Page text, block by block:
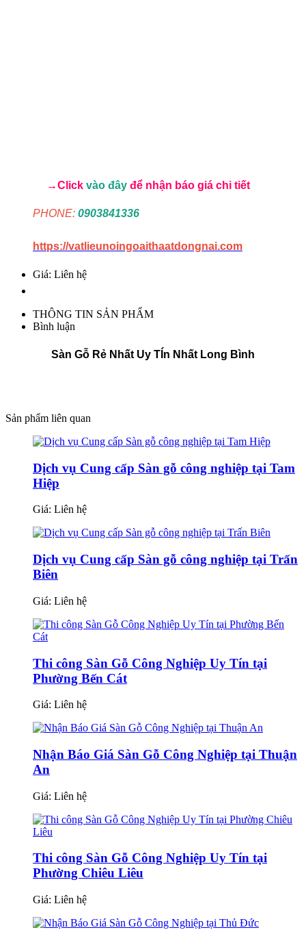
→Click vào đây để nhận báo giá chi tiết
PHONE: 0903841336
https://vatlieunoingoaithaatdongnai.com
Giá: Liên hệ
THÔNG TIN SẢN PHẨM
Bình luận
Sàn Gỗ Rẻ Nhất Uy TÍn Nhất Long Bình
Sản phẩm liên quan
Dịch vụ Cung cấp Sàn gỗ công nghiệp tại Tam
Hiệp
Giá: Liên hệ
Dịch vụ Cung cấp Sàn gỗ công nghiệp tại Trấn
Biên
Giá: Liên hệ
Thi công Sàn Gỗ Công Nghiệp Uy Tín tại
Phường Bến Cát
Giá: Liên hệ
Nhận Báo Giá Sàn Gỗ Công Nghiệp tại Thuận
An
Giá: Liên hệ
Thi công Sàn Gỗ Công Nghiệp Uy Tín tại
Phường Chiêu Liêu
Giá: Liên hệ